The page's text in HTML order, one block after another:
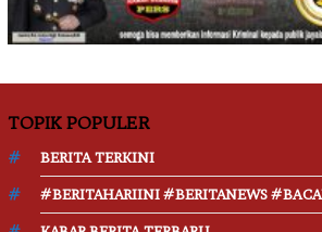
TOPIK POPULER
BERITA TERKINI
#BERITAHARIINI #BERITANEWS